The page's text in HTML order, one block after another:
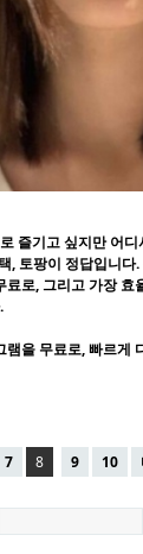
즐기고 싶지만 어
, 토팡이 정답입니다
료로, 그리고 가장 효
램을 무료로, 빠르게
7 8 9 10